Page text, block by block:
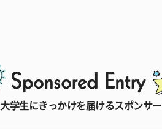
大学生にきっかけを届けるスポンサー